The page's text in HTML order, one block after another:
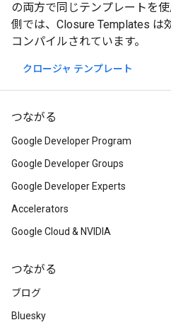
の両方で同じテンプレートを
側では、Closure Templates は
コンパイルされています。
クロージャ テンプレート
つながる
Google Developer Program
Google Developer Groups
Google Developer Experts
Accelerators
Google Cloud & NVIDIA
つながる
ブログ
Bluesky